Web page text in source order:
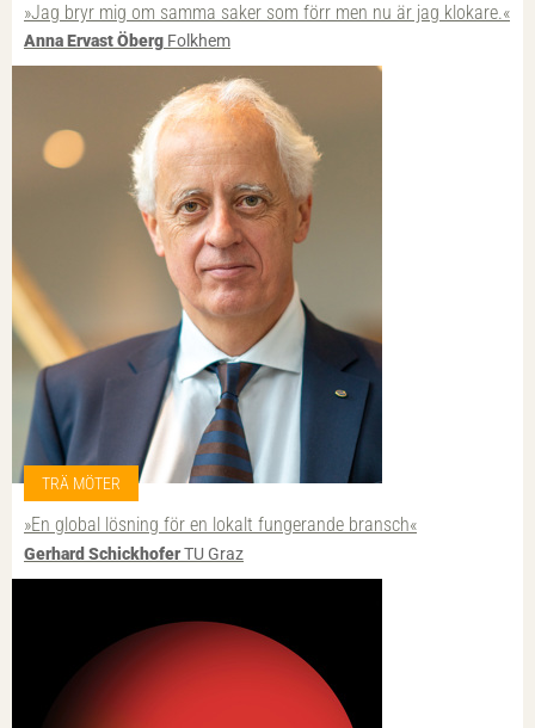
»Jag bryr mig om samma saker som förr men nu är jag klokare.«
Anna Ervast Öberg Folkhem
TRÄ MÖTER
»En global lösning för en lokalt fungerande bransch«
Gerhard SchickhoferTU Graz